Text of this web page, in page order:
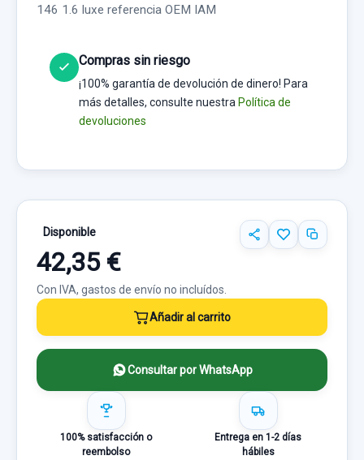
146 1.6 luxe referencia OEM IAM
Compras sin riesgo
¡100% garantía de devolución de dinero! Para
más detalles, consulte nuestra Política de
devoluciones
Disponible
42,35 €
Con IVA, gastos de envío no incluídos.
Añadir al carrito
Consultar por WhatsApp
100% satisfacción o
reembolso
Entrega en 1-2 días
hábiles